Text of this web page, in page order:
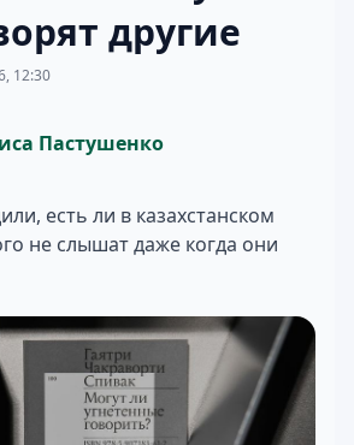
другие
12:30
Пастушенко
есть ли в казахстанском
не слышат даже когда они